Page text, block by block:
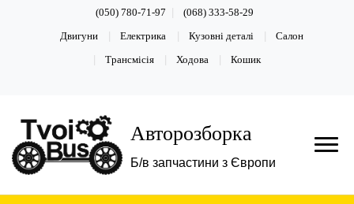
(050) 780-71-97 (068) 333-58-29
Двигуни Електрика Кузовні деталі Салон
Трансмісія Ходова Кошик
Авторозборка
Б/в запчастини з Європи